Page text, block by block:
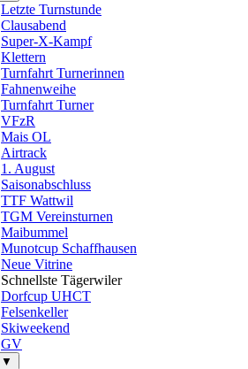
Letzte Turnstunde
Clausabend
Super-X-Kampf
Klettern
Turnfahrt Turnerinnen
Fahnenweihe
Turnfahrt Turner
VFzR
Mais OL
Airtrack
1. August
Saisonabschluss
TTF Wattwil
TGM Vereinsturnen
Maibummel
Munotcup Schaffhausen
Neue Vitrine
Schnellste Tägerwiler
Dorfcup UHCT
Felsenkeller
Skiweekend
GV
▼